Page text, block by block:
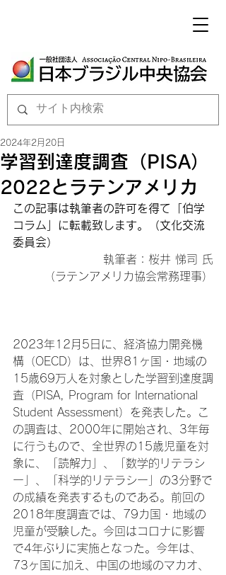
学習到達度調査（PISA）
2022とラテンアメリカ
2024年2月20日
この記事は執筆者の許可を得て「伯学
コラム」に転載致します。
（文化交流
委員会）
執筆者：桜井 悌司 氏
（ラテンアメリカ協会常務理事）
2023年12月5日に、経済協力開発機
構（OECD）は、世界81ヶ国・地域の
15歳69万人を対象とした学習到達度調
査（PISA, Program for International
Student Assessment）を発表した。こ
の調査は、2000年に開始され、3年毎
に行うもので、全世界の15歳児童を対
象に、「読解力」、「数学的リテラシ
ー」、「科学的リテラシー」の3分野で
の成績を発表するものである。前回の
2018年度調査では、79カ国・地域の
児童が受験した。今回はコロナに影響
で4年ぶりに実施となった。今年は、
73ヶ国に加え、中国の地域のマカオ、